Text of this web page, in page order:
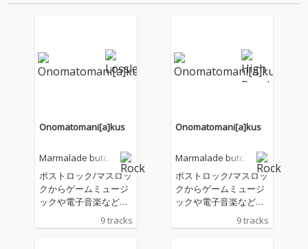
Onomatomani[a]kus
Marmalade butch
ポストロック/マスロッ
クからゲームミュージ
ックや電子音楽など多
ジャンルを自由に行き
来する唯一無二な“モテ
9 tracks
Onomatomani[a]kus
Marmalade butch
ポストロック/マスロッ
クからゲームミュージ
ックや電子音楽など多
ジャンルを自由に行き
来する唯一無二な“モテ
9 tracks